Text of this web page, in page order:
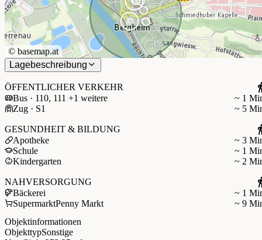
© basemap.at
Lagebeschreibung
ÖFFENTLICHER VERKEHR
Bus · 110, 111 +1 weitere
~ 1
Zug · S1
~ 5
GESUNDHEIT & BILDUNG
Apotheke
~ 3
Schule
~ 1
Kindergarten
~ 2
NAHVERSORGUNG
Bäckerei
~ 1
SupermarktPenny Markt
~ 9
Objektinformationen
ObjekttypSonstige